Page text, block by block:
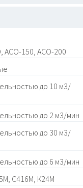
АСО-150, АСО-200
до 10 м3/
до 2 м3/мин
до 30 м3/
до 6 м3/мин
С416М, К24М